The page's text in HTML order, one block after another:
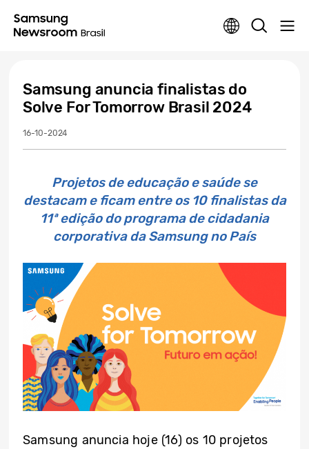
Samsung anuncia finalistas do
Solve For Tomorrow Brasil 2024
16-10-2024
Projetos de educação e saúde se
destacam e ficam entre os 10 finalistas da
11ª edição do programa de cidadania
corporativa da Samsung no País
Samsung anuncia hoje (16) os 10 projetos